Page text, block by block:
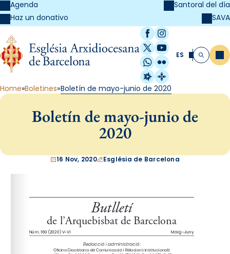
Agenda
Haz un donativo
Santoral del día
SAVA
Facebook
Instagram
X / Twitter
YouTube
WhatsApp
Flickr
Radio Estel
Catalunya
ES Buscar
Home Boletines Boletín de mayo-junio de 2020
Boletín de mayo-junio de
2020
16 Nov, 2020 Església de Barcelona